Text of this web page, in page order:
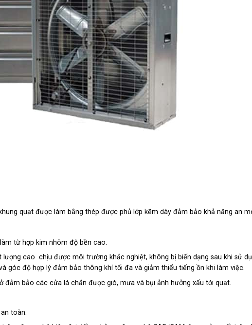
quạt được làm bằng thép được phủ lớp kẽm dày đảm bảo khả năng an
từ hợp kim nhôm độ bền cao.
cao chịu được môi trường khắc nghiệt, không bị biến dạng sau khi sử
góc độ hợp lý đảm bảo thông khí tối đa và giảm thiểu tiếng ồn khi làm việc.
đảm bảo các cửa lá chắn được gió, mưa và bụi ảnh hưởng xấu tới quạt.
toàn.